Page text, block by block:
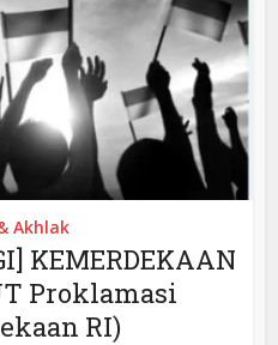
Akhlak
KEMERDEKAAN
Proklamasi
RI)